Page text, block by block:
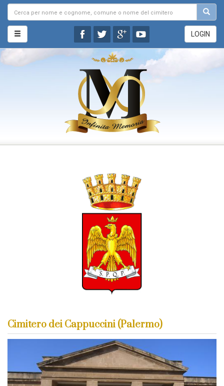
LOGIN
Cimitero dei Cappuccini (Palermo)